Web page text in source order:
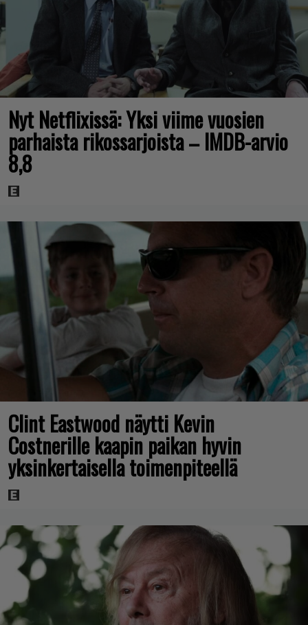
Nyt Netflixissä: Yksi viime vuosien
parhaista rikossarjoista – IMDB-arvio
8,8
Clint Eastwood näytti Kevin
Costnerille kaapin paikan hyvin
yksinkertaisella toimenpiteellä